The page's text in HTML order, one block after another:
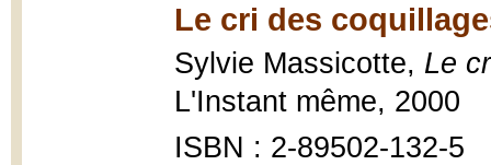
Le cri des
Sylvie Massicotte, Le
L'Instant même, 2000
ISBN : 2-89502-132-5